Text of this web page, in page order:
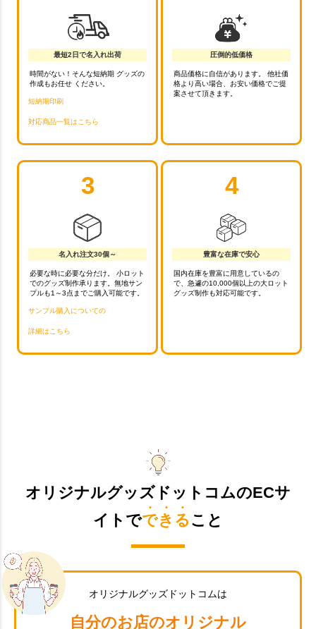
最短2日で名入れ出荷
時間がない！そんな短納期 グッズの
作成もお任せ ください。
短納期印刷
対応商品一覧はこちら
圧倒的低価格
商品価格に自信があります。 他社価
格より高い場合、お安い価格でご提
案させて頂きます。
3
名入れ注文30個～
必要な時に必要な分だけ。 小ロット
でのグッズ制作承ります。無地サン
プルも1～3点までご購入可能です。
サンプル購入についての
詳細はこちら
4
豊富な在庫で安心
国内在庫を豊富に用意しているの
で、急遽の10,000個以上の大ロット
グッズ制作も対応可能です。
オリジナルグッズドットコムのECサ
イトでできる こと
オリジナルグッズドットコムは
自分のお店のオリジナル